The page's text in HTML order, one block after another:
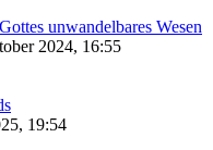
unwandelbares Wesen
2024, 16:55
19:54